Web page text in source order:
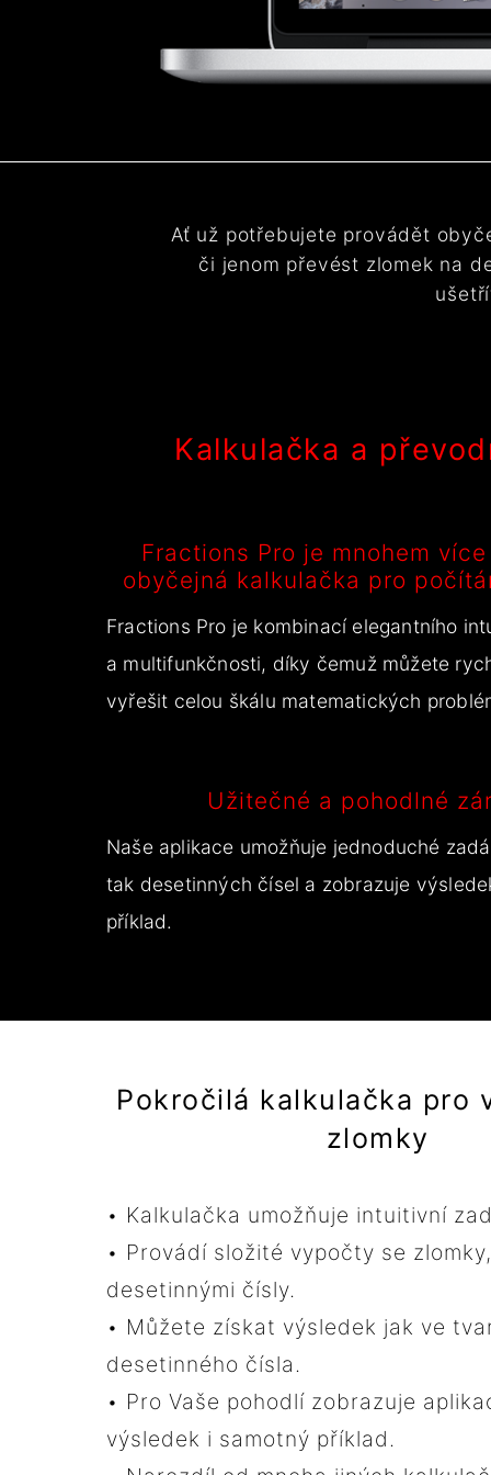
Ať už potřebujete provádět
či jenom převést zlomek na
Kalkulačka a
Fractions Pro je mnohem
obyčejná kalkulačka pro
Fractions Pro je kombinací elegantního
a multifunkčnosti, díky čemuž můžete
vyřešit celou škálu matematických
Užitečné a pohodlné
Naše aplikace umožňuje jednoduché
tak desetinných čísel a zobrazuje
příklad.
Pokročilá kalkulačka pro
zlomky
• Kalkulačka umožňuje intuitivní
• Provádí složité vypočty se
desetinnými čísly.
• Můžete získat výsledek jak ve
desetinného čísla.
• Pro Vaše pohodlí zobrazuje
výsledek i samotný příklad.